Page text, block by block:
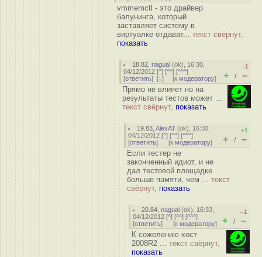
vmmemctl - это драйвер
балунинга, который
заставляет систему в
виртуалке отдават... текст свёрнут,
показать
18.82 ,nagual (ok), 16:30,
04/12/2012 [^] [^^] [^^^]
[ответить] [↓] [к модератору]
–1
+ / –
Прямо не влияет но на
результаты тестов может ...
текст свёрнут, показать
19.83 ,AlexAT (ok), 16:30,
04/12/2012 [^] [^^] [^^^]
[ответить] [к модератору]
+1
+ / –
Если тестер не
законченный идиот, и не
дал тестовой площадке
больше памяти, чем ... текст
свёрнут, показать
20.84 ,nagual (ok), 16:33,
04/12/2012 [^] [^^] [^^^]
[ответить] [к модератору]
–1
+ / –
К сожелению хост
2008R2 ... текст свёрнут,
показать